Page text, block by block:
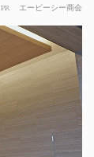
PR エービーシー商会